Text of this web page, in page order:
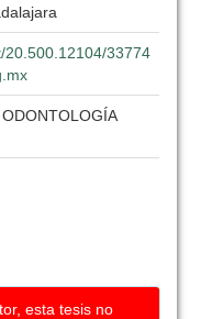
20.500.12104/33774
esta tesis no